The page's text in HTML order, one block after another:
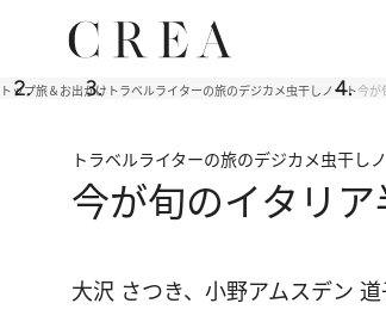
トップ旅＆お出かけ トラベルライターの旅のデジカメ虫干しノート今が
トラベルライターの旅のデジカメ虫干し
今が旬のイタリ
大沢 さつき、小野アムスデン